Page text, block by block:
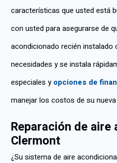
características que usted está
con usted para asegurarse de
acondicionado recién instalado
necesidades y se instala
especiales yopciones de
manejar los costos de su
Reparación de
Clermont
¿Su sistema de aire